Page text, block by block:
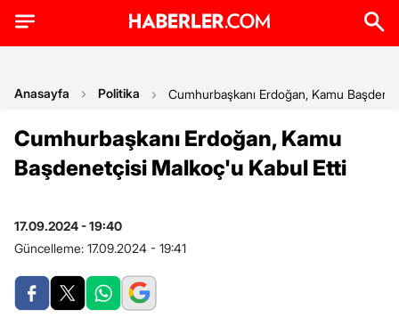
Anasayfa Politika Cumhurbaşkanı Erdoğan, Kamu
Cumhurbaşkanı Erdoğan, Kamu
Başdenetçisi Malkoç'u Kabul Etti
17.09.2024 - 19:40
Güncelleme: 17.09.2024 - 19:41